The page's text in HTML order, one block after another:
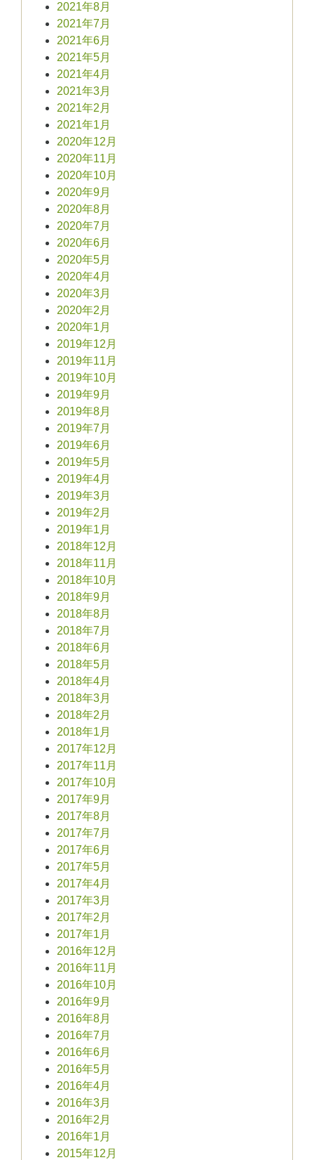
2021年8月
2021年7月
2021年6月
2021年5月
2021年4月
2021年3月
2021年2月
2021年1月
2020年12月
2020年11月
2020年10月
2020年9月
2020年8月
2020年7月
2020年6月
2020年5月
2020年4月
2020年3月
2020年2月
2020年1月
2019年12月
2019年11月
2019年10月
2019年9月
2019年8月
2019年7月
2019年6月
2019年5月
2019年4月
2019年3月
2019年2月
2019年1月
2018年12月
2018年11月
2018年10月
2018年9月
2018年8月
2018年7月
2018年6月
2018年5月
2018年4月
2018年3月
2018年2月
2018年1月
2017年12月
2017年11月
2017年10月
2017年9月
2017年8月
2017年7月
2017年6月
2017年5月
2017年4月
2017年3月
2017年2月
2017年1月
2016年12月
2016年11月
2016年10月
2016年9月
2016年8月
2016年7月
2016年6月
2016年5月
2016年4月
2016年3月
2016年2月
2016年1月
2015年12月